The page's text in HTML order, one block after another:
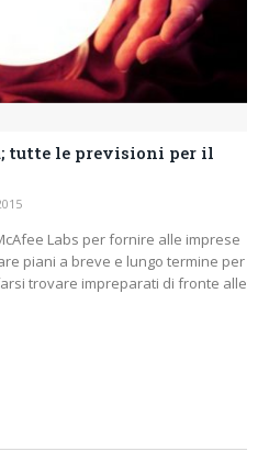
tutte le previsioni per il
Labs per fornire alle imprese
piani a breve e lungo termine per
trovare impreparati di fronte alle